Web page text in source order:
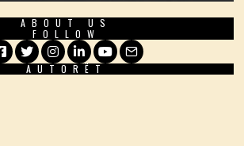
ABOUT US
FOLLOW
Facebook
TwitterInstagram
LinkedIn
YouTube
Email
AUTORËT